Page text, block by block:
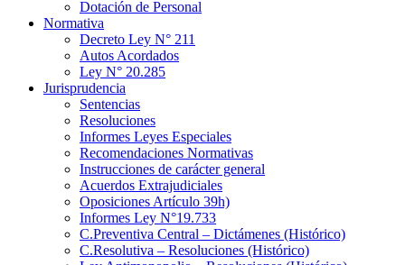
Dotación de Personal
Normativa
Decreto Ley N° 211
Autos Acordados
Ley N° 20.285
Jurisprudencia
Sentencias
Resoluciones
Informes Leyes Especiales
Recomendaciones Normativas
Instrucciones de carácter general
Acuerdos Extrajudiciales
Oposiciones Artículo 39h)
Informes Ley N°19.733
C.Preventiva Central – Dictámenes (Histórico)
C.Resolutiva – Resoluciones (Histórico)